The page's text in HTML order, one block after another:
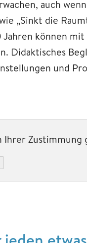
auch
„Sinkt die
Jahren können
Didaktisches
und
Ihrer Zustimmung